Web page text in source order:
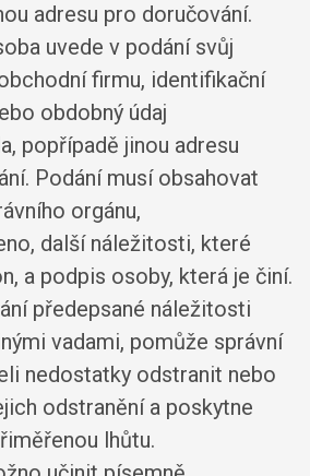
adresu pro doručování.
uvede v podání svůj
firmu, identifikační
obdobný údaj
popřípadě jinou adresu
Podání musí obsahovat
orgánu,
další náležitosti, které
a podpis osoby, která je činí.
předepsané náležitosti
vadami, pomůže správní
nedostatky odstranit nebo
odstranění a poskytne
lhůtu.